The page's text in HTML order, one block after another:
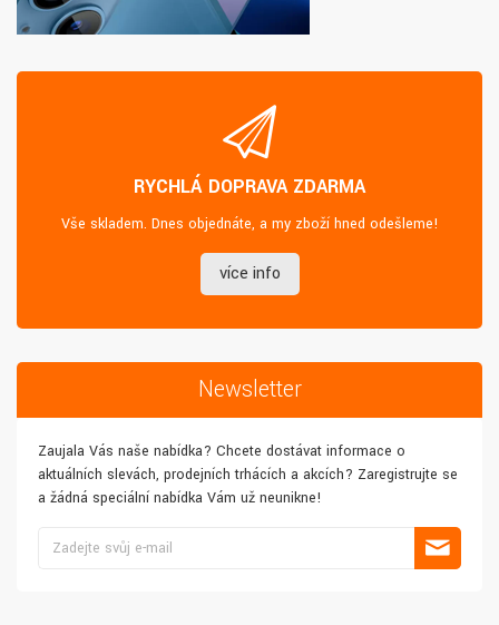
RYCHLÁ DOPRAVA ZDARMA
Vše skladem. Dnes objednáte, a my zboží hned odešleme!
více info
Newsletter
Zaujala Vás naše nabídka? Chcete dostávat informace o
aktuálních slevách, prodejních trhácích a akcích? Zaregistrujte se
a žádná speciální nabídka Vám už neunikne!